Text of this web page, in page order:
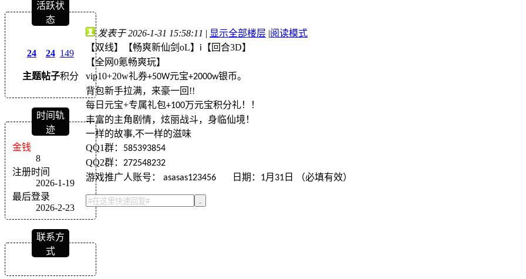
活跃状
态
24
主题
24
帖子
149
积分
时间轨
迹
金钱
8
注册时间
2026-1-19
最后登录
2026-2-23
联系方
式
发表于 2026-1-31 15:58:11 | 显示全部楼层 |阅读模式
【双线】【畅爽新仙剑 oL】 i 【回合3D】
【全网0氪畅爽玩】
vip10+20w礼券+50W元宝+2000w银币。
背包新手拉满，来豪一回 !!
每日元宝+专属礼包+100万元宝积分礼！！
丰富的主角剧情，炫丽战斗，身临仙境！
一样的故事,不一样的滋味
QQ1群： 585393854
QQ2群： 272548232
游戏推广人账号： asasas123456 日期： 1月 31 日 （必填有效）